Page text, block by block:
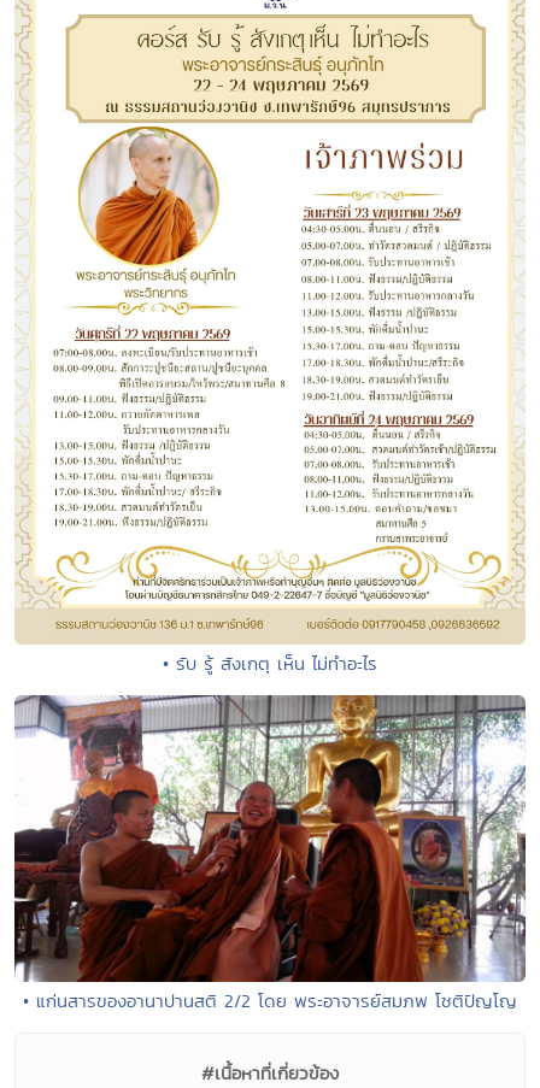
• รับ รู้ สังเกตุ เห็น ไม่ทำอะไร
• แก่นสารของอานาปานสติ 2/2 โดย พระอาจารย์สมภพ โชติปัญโญ
#เนื้อหาที่เกี่ยวข้อง